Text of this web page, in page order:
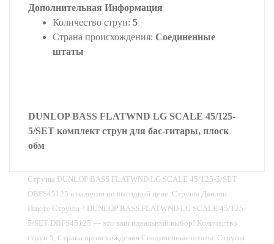
Дополнительная Информация
Количество струн: 5
Страна происхождения: Соединенные
штаты
DUNLOP BASS FLATWND LG SCALE 45/125-
5/SET комплект струн для бас-гитары, плоск
обм
Струны DUNLOP BASS FLATWND LG SCALE 45/125-5/SET
DBFS45125 в наличии по выгодной цене. Струны Данлоп
Ищете Струны ? DUNLOP BASS FLATWND LG SCALE 45/125-
5/SET DBFS45125 — это ваш идеальный выбор! Количество
струн 5, Страна происхождения Соединенные штаты. Струны